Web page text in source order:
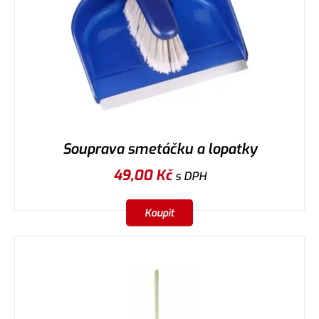
Souprava smetáčku a lopatky
49,00Kčs DPH
Koupit